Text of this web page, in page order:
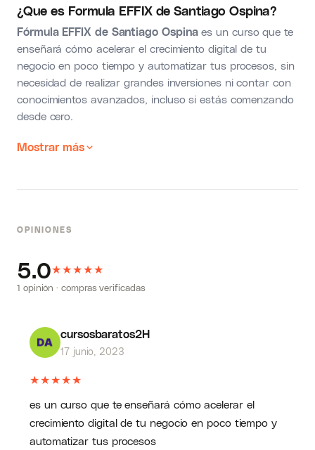
¿Que es Formula EFFIX de Santiago Ospina?
Fórmula EFFIX de Santiago Ospinaes un curso que te
enseñará cómo acelerar el crecimiento digital de tu
negocio en poco tiempo y automatizar tus procesos, sin
necesidad de realizar grandes inversiones ni contar con
conocimientos avanzados, incluso si estás comenzando
desde cero.
Mostrar más
OPINIONES
5.0★★★★★
1 opinión · compras verificadas
cursosbaratos2H
17 junio, 2023
★★★★★
es un curso que te enseñará cómo acelerar el
crecimiento digital de tu negocio en poco tiempo y
automatizar tus procesos